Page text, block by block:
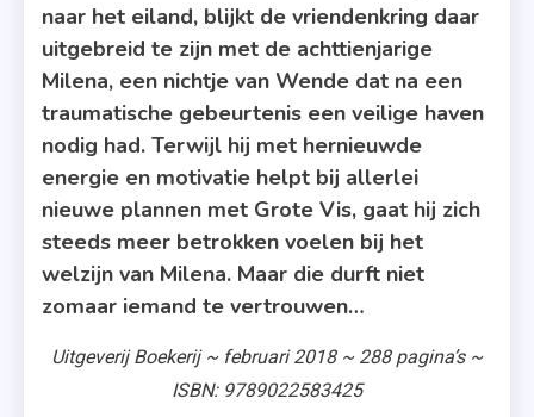
naar het eiland, blijkt de vriendenkring daar
uitgebreid te zijn met de achttienjarige
Milena, een nichtje van Wende dat na een
traumatische gebeurtenis een veilige haven
nodig had. Terwijl hij met hernieuwde
energie en motivatie helpt bij allerlei
nieuwe plannen met Grote Vis, gaat hij zich
steeds meer betrokken voelen bij het
welzijn van Milena. Maar die durft niet
zomaar iemand te vertrouwen…
Uitgeverij Boekerij ~ februari 2018 ~ 288 pagina’s ~
ISBN: 9789022583425